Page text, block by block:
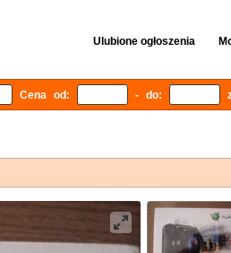
Ulubione ogłoszenia
Cena od: - do: